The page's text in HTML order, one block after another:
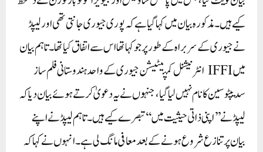
کیے ہیں۔ مذکورہ بیان میں کہا گیا ہے کہ پوری جیوری جانتی تھی اور لیپڈ
نے جیوری کے سربراہ کے طور پر جو کہا تھا اس سے اتفاق کیا تھا۔ تاہم بیان
میں IFFI انٹرنیشنل کمپیٹیشن جیوری کے واحد ہندوستانی فلم ساز
سدیپٹو سین کا نام نہیں لیا گیا، جنہوں نے یہ دعویٰ کرتے ہوئے بیان دیا کہ
لیپڈ نے ’’اپنی ذاتی حیثیت میں‘‘ تبصرے کیے ہیں۔ تاہم لیپڈ نے اپنے
بیان پر تنازع شروع ہونے کے بعد معافی مانگ لی ہے۔ انہوں نے کہا کہ